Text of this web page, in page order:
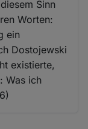
Sinn
Worten:
ein
Dostojewski
existierte,
Was ich